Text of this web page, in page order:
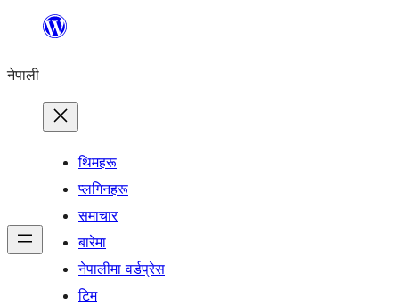
सामग्रीमा
नेपाली
थिमहरू
प्लगिनहरू
समाचार
बारेमा
नेपालीमा वर्डप्रेस
टिम